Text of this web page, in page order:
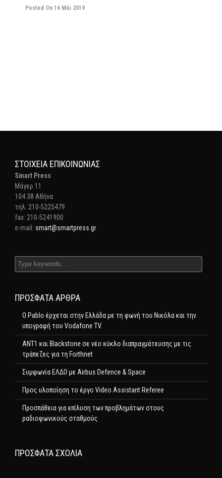
Posted On 16 Μάι 2019
ΣΤΟΙΧΕΊΑ ΕΠΙΚΟΙΝΩΝΊΑΣ
Smart Press
Mάγερ 11
104 38 Αθήνα
τηλ: 210-5225479
fax: 210-5241900
e-mail: smart@smartpress.gr
ΠΡΌΣΦΑΤΑ ΆΡΘΡΑ
Ο Pablo έρχεται στην Ελλάδα με τη φωνή του Νικόλα και την
υπογραφή του Vodafone TV
ΑΝΤ1 και Blackstone σε νέο κύκλο διαπραγμάτευσης με τις
τράπεζες για τη Forthnet
Συμφωνία ΕΛΔΟ με Airbus Defence & Space
Προς υλοποίηση το έργο Video Assistant Referee
Προσπάθεια για επίλυση των προβλημάτων στους
ραδιοφωνικούς σταθμούς
ΠΡΌΣΦΑΤΑ ΣΧΌΛΙΑ